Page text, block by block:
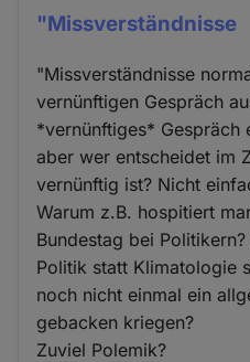
"Missverständnisse
"Missverständnisse
vernünftigen Gespräch
*vernünftiges* Gespräch
aber wer entscheidet im
vernünftig ist? Nicht
Warum z.B. hospitiert
Bundestag bei
Politik statt Klimatologie
noch nicht einmal ein
gebacken kriegen?
Zuviel Polemik?